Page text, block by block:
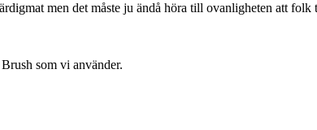
men det måste ju ändå höra till ovanligheten att folk
som vi använder.